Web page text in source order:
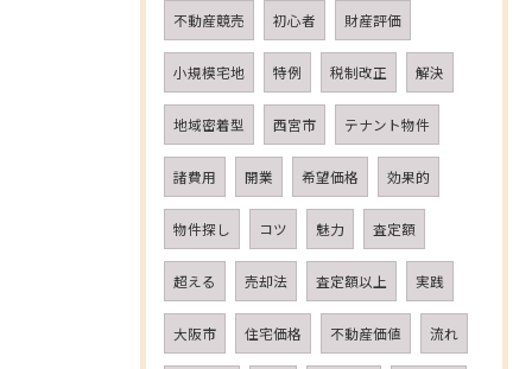
不動産競売 初心者 財産評価
小規模宅地 特例 税制改正 解決
地域密着型 西宮市 テナント物件
諸費用 開業 希望価格 効果的
物件探し コツ 魅力 査定額
超える 売却法 査定額以上 実践
大阪市 住宅価格 不動産価値 流れ